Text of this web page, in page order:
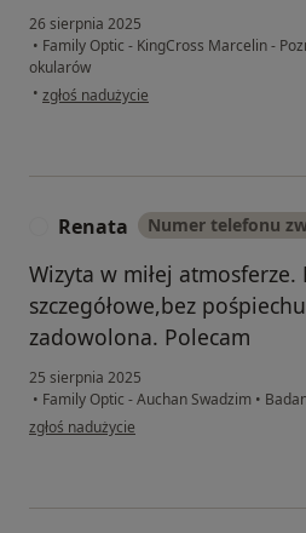
26 sierpnia 2025
• Family Optic - KingCross Marcelin -
okularów
• w opinii użytkownika Agnieszka
zgłoś nadużycie
Renata Numer telefonu
Wizyta w miłej atmosferze.
szczegółowe,bez
zadowolona. Polecam
25 sierpnia 2025
• Family Optic - Auchan Swadzim •
w opinii użytkownika Renata
zgłoś nadużycie